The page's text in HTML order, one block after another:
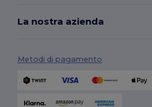
La nostra azienda
Metodi di pagamento